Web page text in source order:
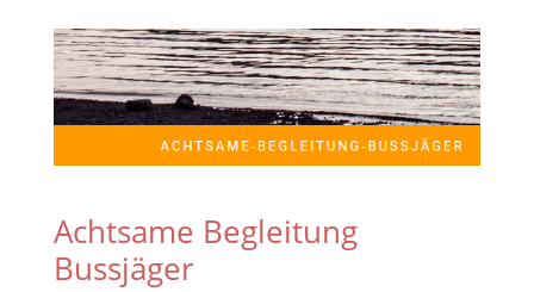
Achtsame Begleitung
Bussjäger